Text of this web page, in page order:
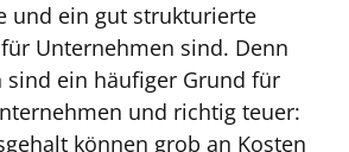
und ein gut strukturierte
Unternehmen sind. Denn
sind ein häufiger Grund für
und richtig teuer:
können grob an Kosten